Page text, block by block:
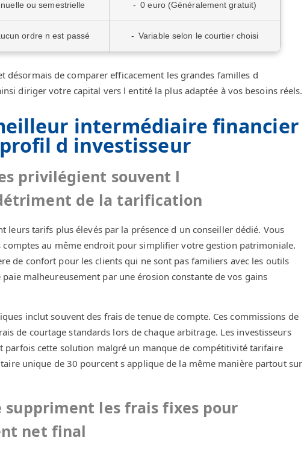
ou semestrielle 0 euro (Généralement gratuit)
ordre n est passé Variable selon le courtier choisi
désormais de comparer efficacement les grandes familles d
diriger votre capital vers l entité la plus adaptée à vos besoins réels.
intermédiaire financier
d investisseur
privilégient souvent l
de la tarification
leurs tarifs plus élevés par la présence d un conseiller dédié. Vous
comptes au même endroit pour simplifier votre gestion patrimoniale.
de confort pour les clients qui ne sont pas familiers avec les outils
malheureusement par une érosion constante de vos gains
inclut souvent des frais de tenue de compte. Ces commissions de
de courtage standards lors de chaque arbitrage. Les investisseurs
parfois cette solution malgré un manque de compétitivité tarifaire
unique de 30 pourcent s applique de la même manière partout sur
suppriment les frais fixes pour
net final